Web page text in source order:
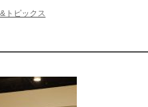
トピックス